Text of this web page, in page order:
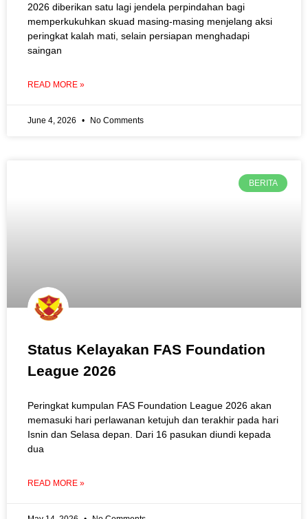
2026 diberikan satu lagi jendela perpindahan bagi
memperkukuhkan skuad masing-masing menjelang aksi
peringkat kalah mati, selain persiapan menghadapi
saingan
READ MORE »
June 4, 2026 No Comments
BERITA
Status Kelayakan FAS Foundation
League 2026
Peringkat kumpulan FAS Foundation League 2026 akan
memasuki hari perlawanan ketujuh dan terakhir pada hari
Isnin dan Selasa depan. Dari 16 pasukan diundi kepada
dua
READ MORE »